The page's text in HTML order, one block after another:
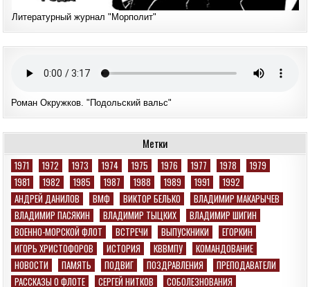
Литературный журнал "Морполит"
Роман Окружков. "Подольский вальс"
Метки
1971 1972 1973 1974 1975 1976 1977 1978
1979
1981
1982 1985 1987 1988 1989 1991
1992
АНДРЕЙ ДАНИЛОВ
ВМФ ВИКТОР БЕЛЬКО
ВЛАДИМИР МАКАРЫЧЕВ
ВЛАДИМИР ПАСЯКИН
ВЛАДИМИР ТЫЦКИХ
ВЛАДИМИР ШИГИН
ВОЕННО-МОРСКОЙ ФЛОТ
ВСТРЕЧИ ВЫПУСКНИКИ
ЕГОРКИН
ИГОРЬ ХРИСТОФОРОВ
ИСТОРИЯ КВВМПУ
КОМАНДОВАНИЕ
НОВОСТИ
ПАМЯТЬ ПОДВИГ ПОЗДРАВЛЕНИЯ
ПРЕПОДАВАТЕЛИ
РАССКАЗЫ О ФЛОТЕ
СЕРГЕЙ НИТКОВ СОБОЛЕЗНОВАНИЯ